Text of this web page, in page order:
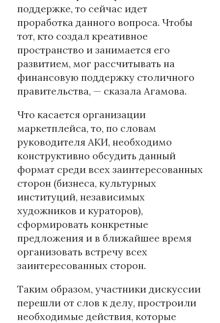
поддержке, то сейчас идет
проработка данного вопроса. Чтобы
тот, кто создал креативное
пространство и занимается его
развитием, мог рассчитывать на
финансовую поддержку столичного
правительства, — сказала Агамова.
Что касается организации
маркетплейса, то, по словам
руководителя АКИ, необходимо
конструктивно обсудить данный
формат среди всех заинтересованных
сторон (бизнеса, культурных
институций, независимых
художников и кураторов),
сформировать конкретные
предложения и в ближайшее время
организовать встречу всех
заинтересованных сторон.
Таким образом, участники дискуссии
перешли от слов к делу, простроили
необходимые действия, которые